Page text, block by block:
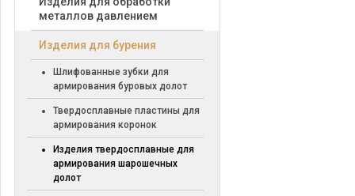
металлов давлением
Изделия для бурения
Шлифованные зубки для
армирования буровых долот
Твердосплавные пластины для
армирования коронок
Изделия твердосплавные для
армирования шарошечных
долот